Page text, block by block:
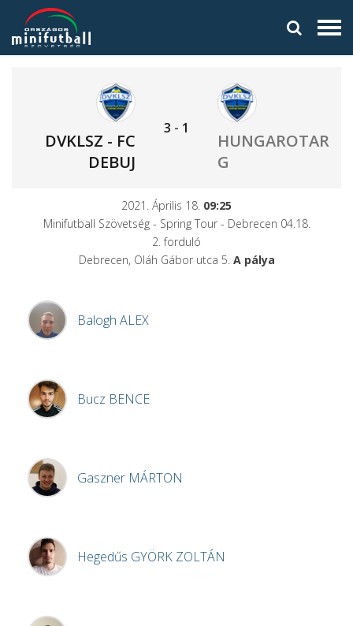
DVKLSZ - FC
DEBUJ
3 - 1
HUNGAROTAR
G
2021. Április 18. 09:25
Minifutball Szövetség - Spring Tour - Debrecen 04.18.
2. forduló
Debrecen, Oláh Gábor utca 5. A pálya
Balogh ALEX
Bucz BENCE
Gaszner MÁRTON
Hegedűs GYÖRK ZOLTÁN